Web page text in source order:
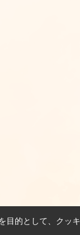
的として、クッ